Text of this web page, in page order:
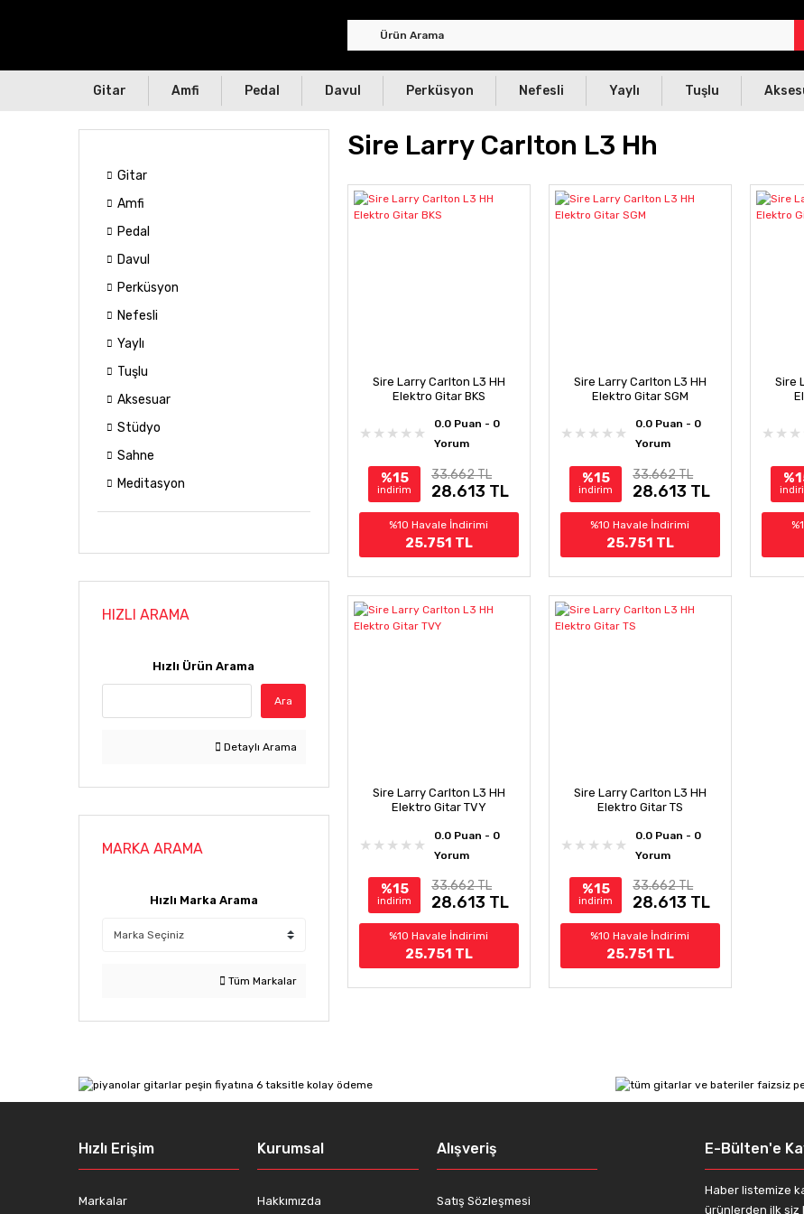
Gitar Amfi Pedal Davul Perküsyon Nefesli Yaylı Tuşlu
Gitar
Amfi
Pedal
Davul
Perküsyon
Nefesli
Yaylı
Tuşlu
Aksesuar
Stüdyo
Sahne
Meditasyon
HIZLI ARAMA
Hızlı Ürün Arama
Ara
Detaylı Arama
MARKA ARAMA
Hızlı Marka Arama
Tüm Markalar
Sire Larry Carlton L3 Hh
Sire Larry Carlton L3 HH
Elektro Gitar BKS
0.0 Puan - 0
Yorum
%15
indirim
33.662 TL
28.613 TL
%10 Havale İndirimi
25.751 TL
Sire Larry Carlton L3 HH
Elektro Gitar SGM
0.0 Puan - 0
Yorum
%15
indirim
33.662 TL
28.613 TL
%10 Havale İndirimi
25.751 TL
Sire
Sire Larry Carlton L3 HH
Elektro Gitar TVY
0.0 Puan - 0
Yorum
%15
indirim
33.662 TL
28.613 TL
%10 Havale İndirimi
25.751 TL
Sire Larry Carlton L3 HH
Elektro Gitar TS
0.0 Puan - 0
Yorum
%15
indirim
33.662 TL
28.613 TL
%10 Havale İndirimi
25.751 TL
Hızlı Erişim
Markalar
Kurumsal
Hakkımızda
Alışveriş
Satış Sözleşmesi
E-Bülten'e
Haber listemize
ürünlerden ilk siz